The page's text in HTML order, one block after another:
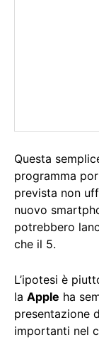
Questa
programma
prevista non
nuovo
potrebbero
che il 5.
L’ipotesi è
la Apple ha
presentazione
importanti nel